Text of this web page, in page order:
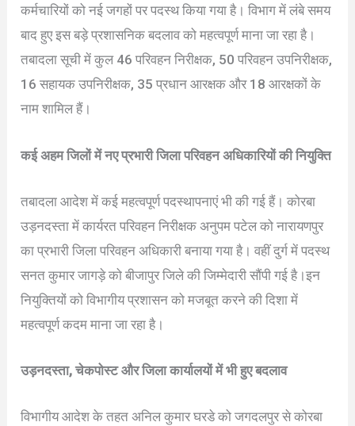
कर्मचारियों को नई जगहों पर पदस्थ किया गया है। विभाग में लंबे समय
बाद हुए इस बड़े प्रशासनिक बदलाव को महत्वपूर्ण माना जा रहा है।
तबादला सूची में कुल 46 परिवहन निरीक्षक, 50 परिवहन उपनिरीक्षक,
16 सहायक उपनिरीक्षक, 35 प्रधान आरक्षक और 18 आरक्षकों के
नाम शामिल हैं।
कई अहम जिलों में नए प्रभारी जिला परिवहन अधिकारियों की नियुक्ति
तबादला आदेश में कई महत्वपूर्ण पदस्थापनाएं भी की गई हैं। कोरबा
उड़नदस्ता में कार्यरत परिवहन निरीक्षक अनुपम पटेल को नारायणपुर
का प्रभारी जिला परिवहन अधिकारी बनाया गया है। वहीं दुर्ग में पदस्थ
सनत कुमार जागड़े को बीजापुर जिले की जिम्मेदारी सौंपी गई है।इन
नियुक्तियों को विभागीय प्रशासन को मजबूत करने की दिशा में
महत्वपूर्ण कदम माना जा रहा है।
उड़नदस्ता, चेकपोस्ट और जिला कार्यालयों में भी हुए बदलाव
विभागीय आदेश के तहत अनिल कुमार घरडे को जगदलपुर से कोरबा